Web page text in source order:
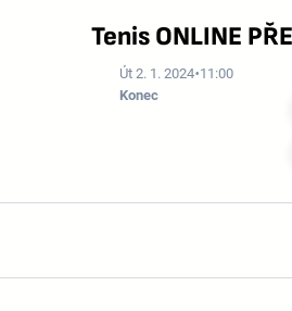
Tenis ONLINE
Út 2. 1. 2024 11:00
Konec